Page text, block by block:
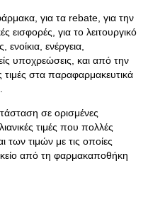
για τα rebate, για την
εισφορές, για το λειτουργικό
ενέργεια,
υποχρεώσεις, και από την
στα παραφαρμακευτικά
σε ορισμένες
τιμές που πολλές
των τιμών με τις οποίες
από τη φαρμακαποθήκη